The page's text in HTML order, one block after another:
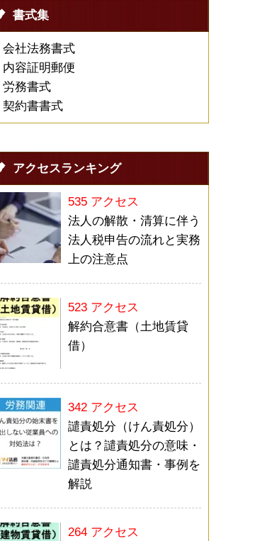
書式集
会社法務書式
内容証明郵便
労務書式
契約書書式
アクセスランキング
535 アクセス
法人の解散・清算に伴う
法人税申告の流れと実務
上の注意点
523 アクセス
解約合意書（土地賃貸
借）
342 アクセス
譴責処分（けん責処分）
とは？譴責処分の意味・
譴責処分通知書・事例を
解説
264 アクセス